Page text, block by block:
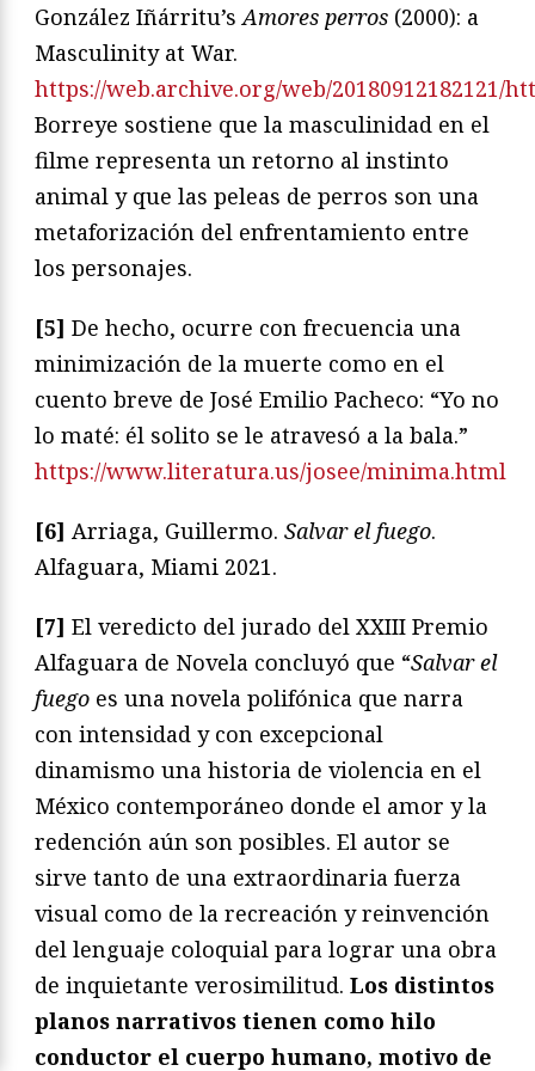
González Iñárritu’sAmores perros (2000): a
Masculinity at War.
https://web.archive.org/web/
Borreye sostiene que la masculinidad en el
filme representa un retorno al instinto
animal y que las peleas de perros son una
metaforización del enfrentamiento entre
los personajes.
[5] De hecho, ocurre con frecuencia una
minimización de la muerte como en el
cuento breve de José Emilio Pacheco: “Yo no
lo maté: él solito se le atravesó a la bala.”
https://www.literatura.us/josee/minima.html
[6] Arriaga, Guillermo. Salvar el fuego.
Alfaguara, Miami 2021.
[7] El veredicto del jurado del XXIII Premio
Alfaguara de Novela concluyó que “Salvar el
fuego es una novela polifónica que narra
con intensidad y con excepcional
dinamismo una historia de violencia en el
México contemporáneo donde el amor y la
redención aún son posibles. El autor se
sirve tanto de una extraordinaria fuerza
visual como de la recreación y reinvención
del lenguaje coloquial para lograr una obra
de inquietante verosimilitud. Los distintos
planos narrativos tienen como hilo
conductor el cuerpo humano, motivo de